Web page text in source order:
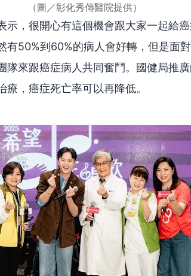
（圖／彰化秀傳醫院提供）
示，很開心有這個機會跟大家一起給
有50%到60%的病人會好轉，但是面
隊來跟癌症病人共同奮鬥。國健局推
，癌症死亡率可以再降低。